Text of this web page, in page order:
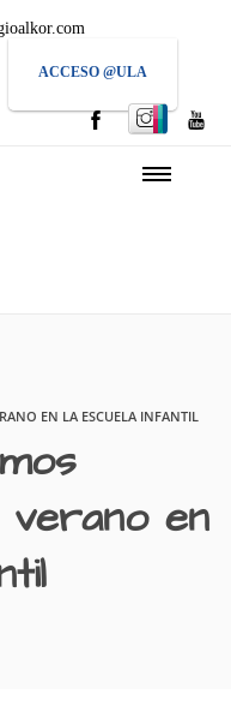
ACCESO @ULA
EN LA ESCUELA INFANTIL
en